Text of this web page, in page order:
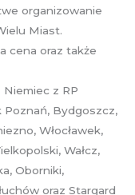
organizowanie
Miast.
cena oraz także
z RP
Poznań, Bydgoszcz,
Włocławek,
Wałcz,
Oborniki,
oraz Stargard